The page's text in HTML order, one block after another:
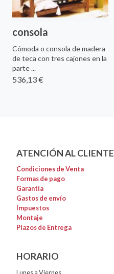
consola
Cómoda o consola de madera
de teca con tres cajones en la
parte ...
536,13 €
ATENCIÓN AL CLIENTE
Condiciones de Venta
Formas de pago
Garantía
Gastos de envío
Impuestos
Montaje
Plazos de Entrega
HORARIO